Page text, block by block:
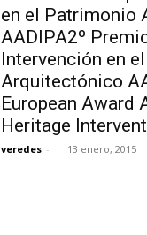
en el Patrimonio
AADIPA2º
Intervención en
Arquitectónico
European Award
Heritage
veredes - 13 enero, 2015